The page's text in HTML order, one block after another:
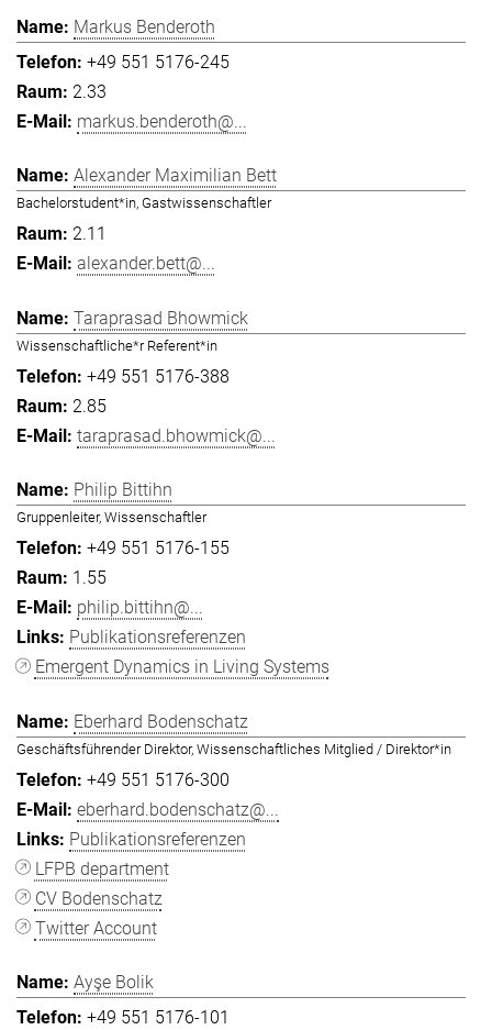
Markus Benderoth
+49 551 5176-245
2.33
markus.benderoth@...
Alexander Maximilian Bett
Bachelorstudent*in, Gastwissenschaftler
2.11
alexander.bett@...
Taraprasad Bhowmick
Wissenschaftliche*r Referent*in
+49 551 5176-388
2.85
taraprasad.bhowmick@...
Philip Bittihn
Gruppenleiter, Wissenschaftler
+49 551 5176-155
1.55
philip.bittihn@...
Publikationsreferenzen
Emergent Dynamics in Living Systems
Eberhard Bodenschatz
Geschäftsführender Direktor, Wissenschaftliches Mitglied / Direktor*in
+49 551 5176-300
eberhard.bodenschatz@...
Publikationsreferenzen
LFPB department
CV Bodenschatz
Twitter Account
Ayşe Bolik
+49 551 5176-101